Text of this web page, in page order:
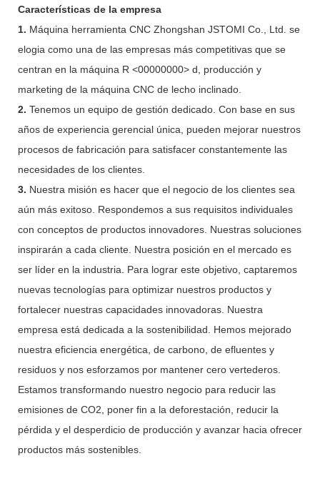
Características de la empresa
1. Máquina herramienta CNC Zhongshan JSTOMI Co., Ltd. se
elogia como una de las empresas más competitivas que se
centran en la máquina R <00000000> d, producción y
marketing de la máquina CNC de lecho inclinado.
2. Tenemos un equipo de gestión dedicado. Con base en sus
años de experiencia gerencial única, pueden mejorar nuestros
procesos de fabricación para satisfacer constantemente las
necesidades de los clientes.
3. Nuestra misión es hacer que el negocio de los clientes sea
aún más exitoso. Respondemos a sus requisitos individuales
con conceptos de productos innovadores. Nuestras soluciones
inspirarán a cada cliente. Nuestra posición en el mercado es
ser líder en la industria. Para lograr este objetivo, captaremos
nuevas tecnologías para optimizar nuestros productos y
fortalecer nuestras capacidades innovadoras. Nuestra
empresa está dedicada a la sostenibilidad. Hemos mejorado
nuestra eficiencia energética, de carbono, de efluentes y
residuos y nos esforzamos por mantener cero vertederos.
Estamos transformando nuestro negocio para reducir las
emisiones de CO2, poner fin a la deforestación, reducir la
pérdida y el desperdicio de producción y avanzar hacia ofrecer
productos más sostenibles.